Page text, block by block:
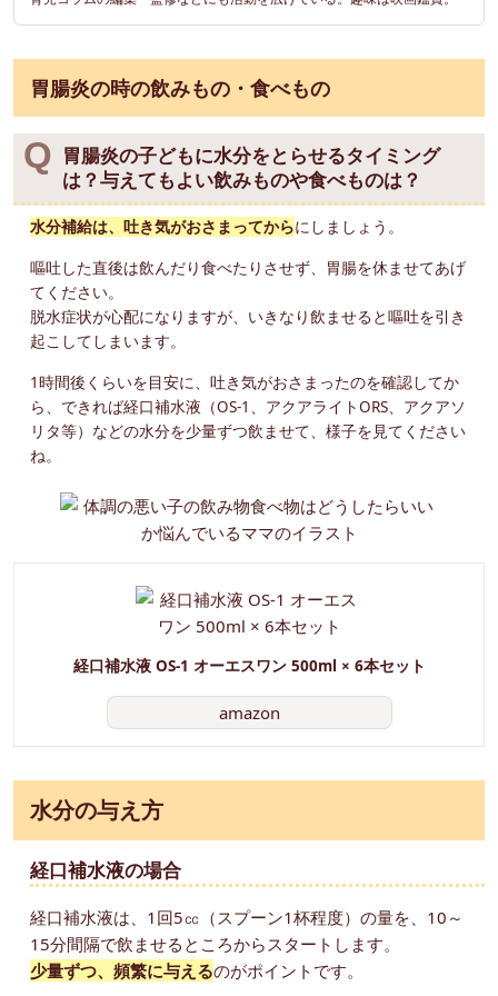
胃腸炎の時の飲みもの・食べもの
胃腸炎の子どもに水分をとらせるタイミング
は？与えてもよい飲みものや食べものは？
水分補給は、吐き気がおさまってからにしましょう。
嘔吐した直後は飲んだり食べたりさせず、胃腸を休ませてあげ
てください。
脱水症状が心配になりますが、いきなり飲ませると嘔吐を引き
起こしてしまいます。
1時間後くらいを目安に、吐き気がおさまったのを確認してか
ら、できれば経口補水液（OS-1、アクアライトORS、アクアソ
リタ等）などの水分を少量ずつ飲ませて、様子を見てください
ね。
経口補水液 OS-1 オーエスワン 500ml × 6本セット
amazon
水分の与え方
経口補水液の場合
経口補水液は、1回5㏄（スプーン1杯程度）の量を、10～
15分間隔で飲ませるところからスタートします。
少量ずつ、頻繁に与えるのがポイントです。